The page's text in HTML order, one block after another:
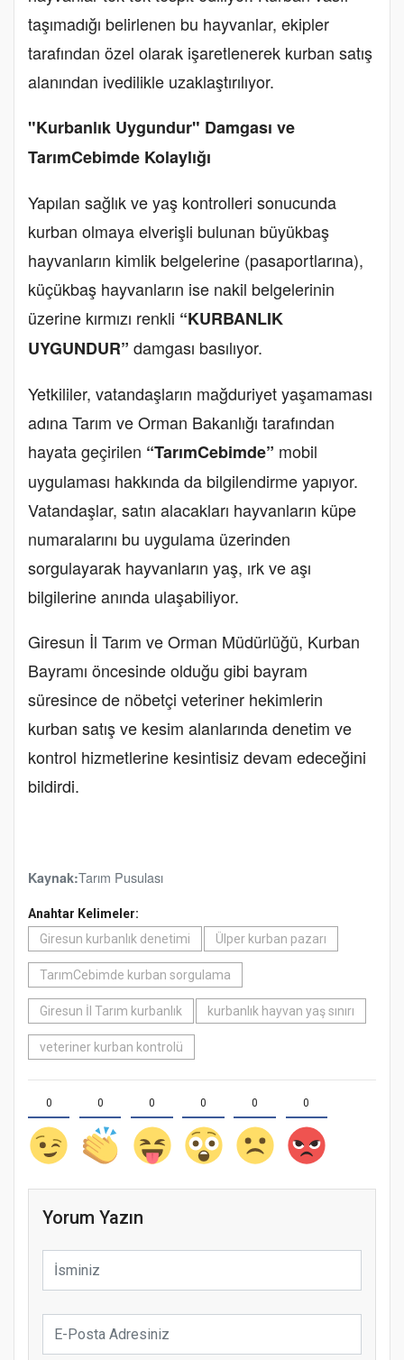
taşımadığı belirlenen bu hayvanlar, ekipler
tarafından özel olarak işaretlenerek kurban satış
alanından ivedilikle uzaklaştırılıyor.
"Kurbanlık Uygundur" Damgası ve
TarımCebimde Kolaylığı
Yapılan sağlık ve yaş kontrolleri sonucunda
kurban olmaya elverişli bulunan büyükbaş
hayvanların kimlik belgelerine (pasaportlarına),
küçükbaş hayvanların ise nakil belgelerinin
üzerine kırmızı renkli “KURBANLIK
UYGUNDUR” damgası basılıyor.
Yetkililer, vatandaşların mağduriyet yaşamaması
adına Tarım ve Orman Bakanlığı tarafından
hayata geçirilen “TarımCebimde” mobil
uygulaması hakkında da bilgilendirme yapıyor.
Vatandaşlar, satın alacakları hayvanların küpe
numaralarını bu uygulama üzerinden
sorgulayarak hayvanların yaş, ırk ve aşı
bilgilerine anında ulaşabiliyor.
Giresun İl Tarım ve Orman Müdürlüğü, Kurban
Bayramı öncesinde olduğu gibi bayram
süresince de nöbetçi veteriner hekimlerin
kurban satış ve kesim alanlarında denetim ve
kontrol hizmetlerine kesintisiz devam edeceğini
bildirdi.
Kaynak:Tarım Pusulası
Anahtar Kelimeler:
Giresun kurbanlık denetimi
Ülper kurban pazarı
TarımCebimde kurban sorgulama
Giresun İl Tarım kurbanlık kurbanlık hayvan yaş sınırı
veteriner kurban kontrolü
0 0 0 0 0 0
Yorum Yazın